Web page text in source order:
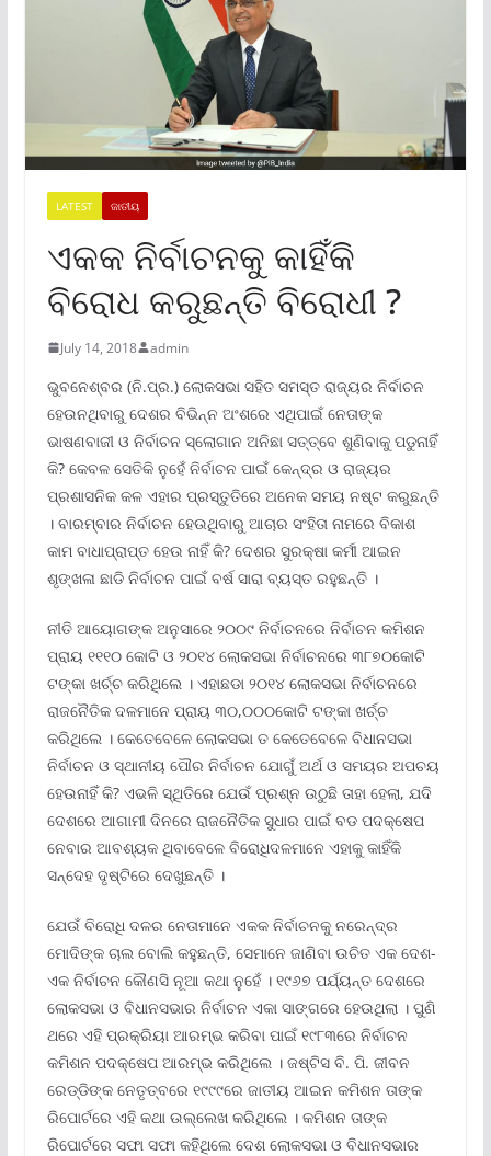
LATEST ଜାତୀୟ
ଏକକ ନିର୍ବାଚନକୁ କାହିଁକି
ବିରୋଧ କରୁଛନ୍ତି ବିରୋଧୀ ?
July 14, 2018 admin
ଭୁବନେଶ୍ବର (ନି.ପ୍ର.) ଲୋକସଭା ସହିତ ସମସ୍ତ ରାଜ୍ୟର ନିର୍ବାଚନ
ହେଉନଥିବାରୁ ଦେଶର ବିଭିନ୍ନ ଅଂଶରେ ଏଥିପାଇଁ ନେତାଙ୍କ
ଭାଷଣବାଜୀ ଓ ନିର୍ବାଚନ ସ୍ଲୋଗାନ ଅନିଛା ସତ୍ତ୍ବେ ଶୁଣିବାକୁ ପଡୁନାହିଁ
କି? କେବଳ ସେତିକି ନୁହେଁ ନିର୍ବାଚନ ପାଇଁ କେନ୍ଦ୍ର ଓ ରାଜ୍ୟର
ପ୍ରଶାସନିକ କଳ ଏହାର ପ୍ରସ୍ତୁତିରେ ଅନେକ ସମୟ ନଷ୍ଟ କରୁଛନ୍ତି
। ବାରମ୍ବାର ନିର୍ବାଚନ ହେଉଥିବାରୁ ଆଚାର ସଂହିତା ନାମରେ ବିକାଶ
କାମ ବାଧାପ୍ରାପ୍ତ ହେଉ ନାହିଁ କି? ଦେଶର ସୁରକ୍ଷା କର୍ମୀ ଆଇନ
ଶୃଙ୍ଖଳା ଛାଡି ନିର୍ବାଚନ ପାଇଁ ବର୍ଷ ସାରା ବ୍ୟସ୍ତ ରହୁଛନ୍ତି ।
ନୀତି ଆୟୋଗଙ୍କ ଅନୁସାରେ ୨୦୦୯ ନିର୍ବାଚନରେ ନିର୍ବାଚନ କମିଶନ
ପ୍ରାୟ ୧୧୧୦ କୋଟି ଓ ୨୦୧୪ ଲୋକସଭା ନିର୍ବାଚନରେ ୩୮୭୦କୋଟି
ଟଙ୍କା ଖର୍ଚ୍ଚ କରିଥିଲେ । ଏହାଛଡା ୨୦୧୪ ଲୋକସଭା ନିର୍ବାଚନରେ
ରାଜନୈତିକ ଦଳମାନେ ପ୍ରାୟ ୩୦,୦୦୦କୋଟି ଟଙ୍କା ଖର୍ଚ୍ଚ
କରିଥିଲେ । କେତେବେଳେ ଲୋକସଭା ତ କେତେବେଳେ ବିଧାନସଭା
ନିର୍ବାଚନ ଓ ସ୍ଥାନୀୟ ପୌର ନିର୍ବାଚନ ଯୋଗୁଁ ଅର୍ଥ ଓ ସମୟର ଅପଚୟ
ହେଉନାହିଁ କି? ଏଭଳି ସ୍ଥିତିରେ ଯେଉଁ ପ୍ରଶ୍ନ ଉଠୁଛି ତାହା ହେଲା, ଯଦି
ଦେଶରେ ଆଗାମୀ ଦିନରେ ରାଜନୈତିକ ସୁଧାର ପାଇଁ ବଡ ପଦକ୍ଷେପ
ନେବାର ଆବଶ୍ୟକ ଥିବାବେଳେ ବିରୋଧିଦଳମାନେ ଏହାକୁ କାହିଁକି
ସନ୍ଦେହ ଦୃଷ୍ଟିରେ ଦେଖୁଛନ୍ତି ।
ଯେଉଁ ବିରୋଧି ଦଳର ନେତାମାନେ ଏକକ ନିର୍ବାଚନକୁ ନରେନ୍ଦ୍ର
ମୋଦିଙ୍କ ଚାଲ ବୋଲି କହୁଛନ୍ତି, ସେମାନେ ଜାଣିବା ଉଚିତ ଏକ ଦେଶ-
ଏକ ନିର୍ବାଚନ କୌଣସି ନୂଆ କଥା ନୁହେଁ । ୧୯୬୭ ପର୍ଯ୍ୟନ୍ତ ଦେଶରେ
ଲୋକସଭା ଓ ବିଧାନସଭାର ନିର୍ବାଚନ ଏକା ସାଙ୍ଗରେ ହେଉଥିଲା । ପୁଣି
ଥରେ ଏହି ପ୍ରକ୍ରିୟା ଆରମ୍ଭ କରିବା ପାଇଁ ୧୯୮୩ରେ ନିର୍ବାଚନ
କମିଶନ ପଦକ୍ଷେପ ଆରମ୍ଭ କରିଥିଲେ । ଜଷ୍ଟିସ ବି. ପି. ଜୀବନ
ରେଡ୍ଡିଙ୍କ ନେତୃତ୍ବରେ ୧୯୯୯ରେ ଜାତୀୟ ଆଇନ କମିଶନ ତାଙ୍କ
ରିପୋର୍ଟରେ ଏହି କଥା ଉଲ୍ଲେଖ କରିଥିଲେ । କମିଶନ ତାଙ୍କ
ରିପୋର୍ଟରେ ସଫା ସଫା କହିଥିଲେ ଦେଶ ଲୋକସଭା ଓ ବିଧାନସଭାର